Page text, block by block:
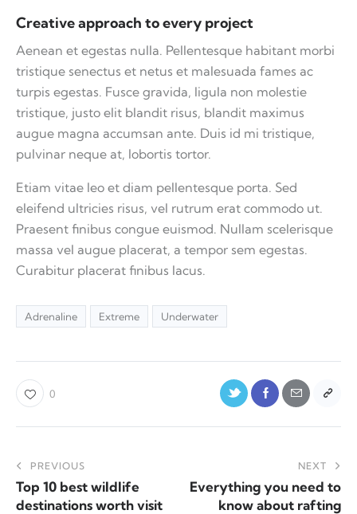
Creative approach to every project
Aenean et egestas nulla. Pellentesque habitant morbi
tristique senectus et netus et malesuada fames ac
turpis egestas. Fusce gravida, ligula non molestie
tristique, justo elit blandit risus, blandit maximus
augue magna accumsan ante. Duis id mi tristique,
pulvinar neque at, lobortis tortor.
Etiam vitae leo et diam pellentesque porta. Sed
eleifend ultricies risus, vel rutrum erat commodo ut.
Praesent finibus congue euismod. Nullam scelerisque
massa vel augue placerat, a tempor sem egestas.
Curabitur placerat finibus lacus.
Adrenaline Extreme Underwater
0
PREVIOUS
Top 10 best wildlife
destinations worth visit
NEXT
Everything you need to
know about rafting